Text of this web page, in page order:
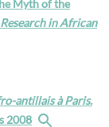
Myth of the
Research in African
antillais à Paris.
2008